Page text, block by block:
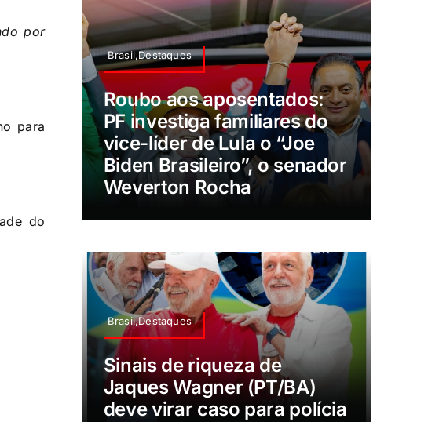
por
para
do
Brasil,Destaques
Roubo aos aposentados:
PF investiga familiares do
vice-líder de Lula o “Joe
Biden Brasileiro”, o senador
Weverton Rocha
Brasil,Destaques
Sinais de riqueza de
Jaques Wagner (PT/BA)
deve virar caso para polícia